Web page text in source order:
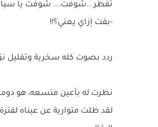
تفطر ..شوفت... شوفت يا
-بقت إزاي يعني؟!!
ردد بصوت كله سخرية وتقليل
نظرت له بأعين متسعه، هو
لقد ظلت متوارية عن عيناه